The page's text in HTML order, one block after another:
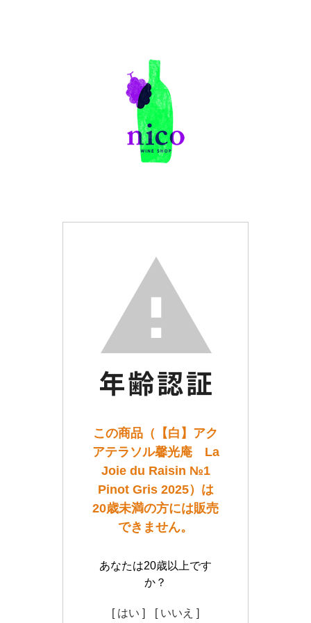
この商品（【白】アク
アテラソル馨光庵 La
Joie du Raisin №1
Pinot Gris 2025）は
20歳未満の方には販売
できません。
あなたは20歳以上です
か？
[ はい ] [ いいえ ]